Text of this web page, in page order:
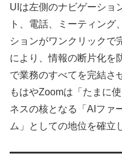
UIは左側のナビゲーショ
ト、電話、ミーティング
ションがワンクリックで
により、情報の断片化を
で業務のすべてを完結さ
もはやZoomは「たまに
ネスの核となる「AIファ
ム」としての地位を確立